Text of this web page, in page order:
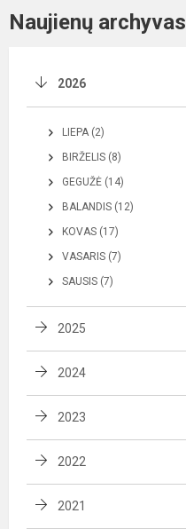
Naujienų archyvas
2026
LIEPA (2)
BIRŽELIS (8)
GEGUŽĖ (14)
BALANDIS (12)
KOVAS (17)
VASARIS (7)
SAUSIS (7)
2025
2024
2023
2022
2021